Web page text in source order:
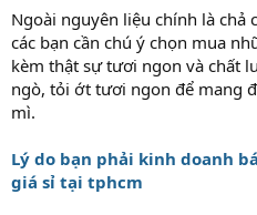
Ngoài nguyên liệu chính là chả
các bạn cần chú ý chọn mua
kèm thật sự tươi ngon và chất
ngò, tỏi ớt tươi ngon để mang
mì.
Lý do bạn phải kinh doanh
giá sỉ tại tphcm